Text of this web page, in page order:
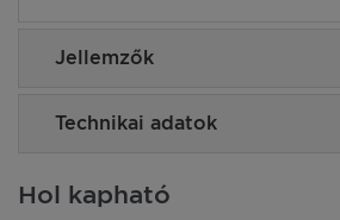
Jellemzők
Technikai adatok
Hol kapható